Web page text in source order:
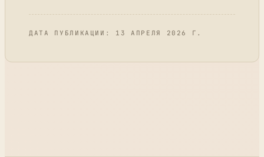
ДАТА ПУБЛИКАЦИИ: 13 АПРЕЛЯ 2026 Г.